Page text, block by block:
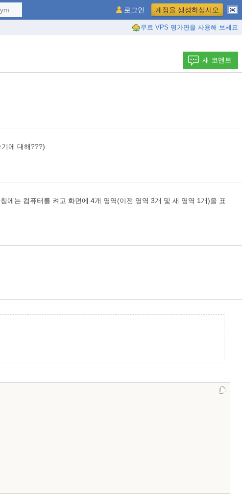
무료 VPS 평가판을 사용해 보세요
... 로그인 계정을 생성하십시오
새 코멘트
에 대해???)
에는 컴퓨터를 켜고 화면에 4개 영역(이전 영역 3개 및 새 영역 1개)을 표